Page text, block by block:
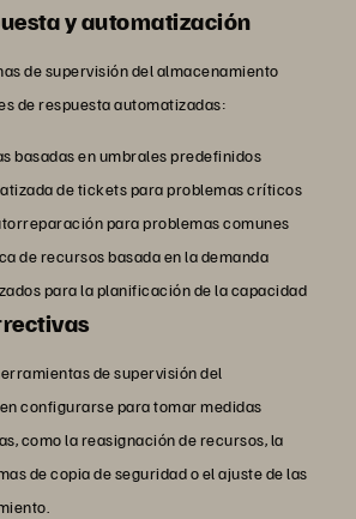
y automatización
de supervisión del almacenamiento
de respuesta automatizadas:
basadas en umbrales predefinidos
de tickets para problemas críticos
para problemas comunes
de recursos basada en la demanda
para la planificación de la capacidad
de supervisión del
configurarse para tomar medidas
como la reasignación de recursos, la
de copia de seguridad o el ajuste de las